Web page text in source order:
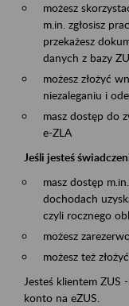
możesz
m.in. zgłosisz
przekażesz
danych z bazy
możesz złożyć
niezaleganiu i
masz dostęp do
e-ZLA
Jeśli jesteś
masz dostęp
dochodach
czyli rocznego
możesz
możesz też
Jesteś klientem ZUS
konto na eZUS.